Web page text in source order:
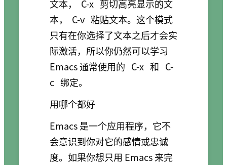
文本，
C-x 剪切高亮显示的文
本，
C-v 粘贴文本。这个模式
只有在你选择了文本之后才会实
际激活，所以你仍然可以学习
Emacs 通常使用的 C-x 和 C-
c 绑定。
用哪个都好
Emacs 是一个应用程序，它不
会意识到你对它的感情或忠诚
度。如果你想只用 Emacs 来完